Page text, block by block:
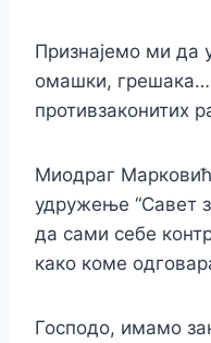
Признајемо ми да
омашки,
противзаконитих
Миодраг
удружење “Савет
да сами себе
како коме
Господо, имамо